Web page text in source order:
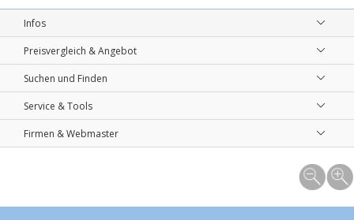
Infos
Preisvergleich & Angebot
Suchen und Finden
Service & Tools
Firmen & Webmaster